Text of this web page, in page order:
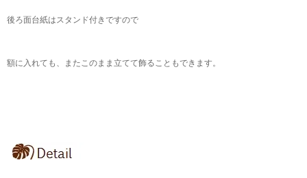
後ろ面台紙はスタンド付きですので
額に入れても、またこのまま立てて飾ることもできます。